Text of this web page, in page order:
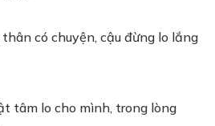
có chuyện, cậu đừng lo lắng
tâm lo cho mình, trong lòng